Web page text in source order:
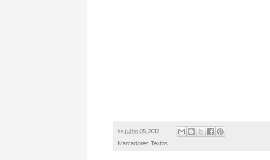
às julho 05, 2012
Marcadores: Textos